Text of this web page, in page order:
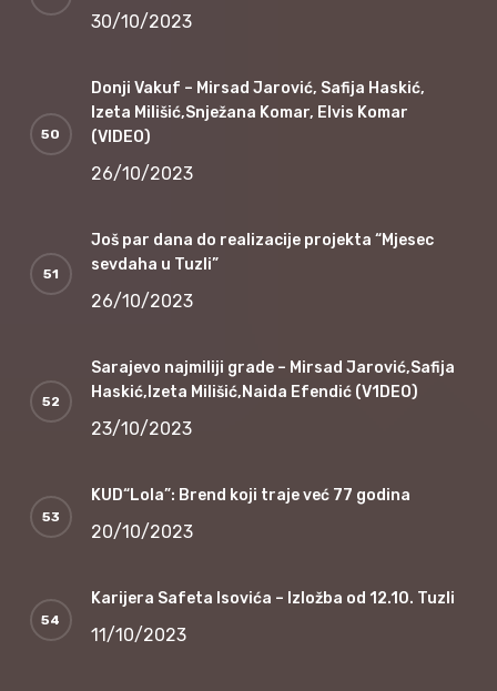
30/10/2023
Donji Vakuf – Mirsad Jarović, Safija Haskić,
Izeta Milišić,Snježana Komar, Elvis Komar
(VIDEO)
26/10/2023
Još par dana do realizacije projekta “Mjesec
sevdaha u Tuzli”
26/10/2023
Sarajevo najmiliji grade – Mirsad Jarović,Safija
Haskić,Izeta Milišić,Naida Efendić (V1DEO)
23/10/2023
KUD“Lola”: Brend koji traje već 77 godina
20/10/2023
Karijera Safeta Isovića – Izložba od 12.10. Tuzli
11/10/2023